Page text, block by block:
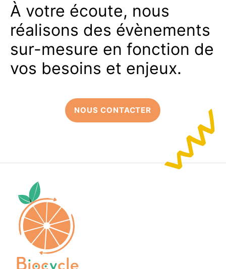
À votre écoute, nous
réalisons des évènements
sur-mesure en fonction de
vos besoins et enjeux.
NOUS CONTACTER